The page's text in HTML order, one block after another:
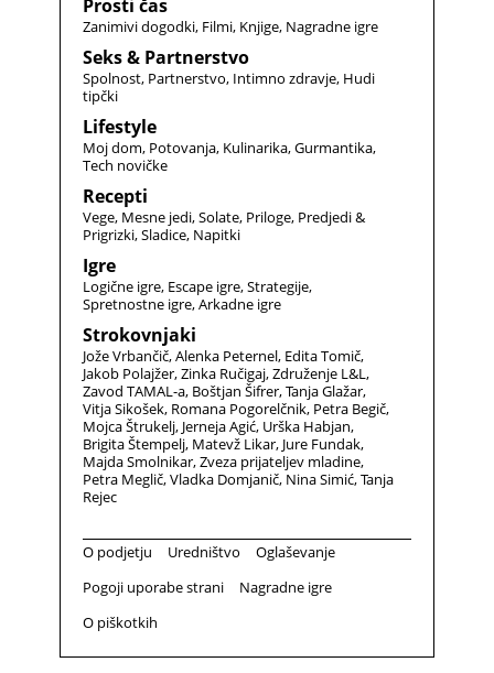
Prosti čas
Zanimivi dogodki Filmi Knjige Nagradne igre
Seks & Partnerstvo
Spolnost Partnerstvo Intimno zdravje Hudi
tipčki
Lifestyle
Moj dom Potovanja Kulinarika Gurmantika
Tech novičke
Recepti
Vege Mesne jedi Solate Priloge Predjedi &
Prigrizki Sladice Napitki
Igre
Logične igre Escape igre Strategije
Spretnostne igre Arkadne igre
Strokovnjaki
Jože Vrbančič Alenka Peternel Edita Tomič
Jakob Polajžer Zinka Ručigaj Združenje L&L
Zavod TAMAL-a Boštjan Šifrer Tanja Glažar
Vitja Sikošek Romana Pogorelčnik Petra Begič
Mojca Štrukelj Jerneja Agić Urška Habjan
Brigita Štempelj Matevž Likar Jure Fundak
Majda Smolnikar Zveza prijateljev mladine
Petra Meglič Vladka Domjanič Nina Simić Tanja
Rejec
O podjetju Uredništvo
Oglaševanje
Pogoji uporabe strani
Nagradne igre
O piškotkih